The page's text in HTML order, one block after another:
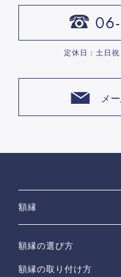
定休日：土日
メ
額縁
額縁の選び方
額縁の取り付け方